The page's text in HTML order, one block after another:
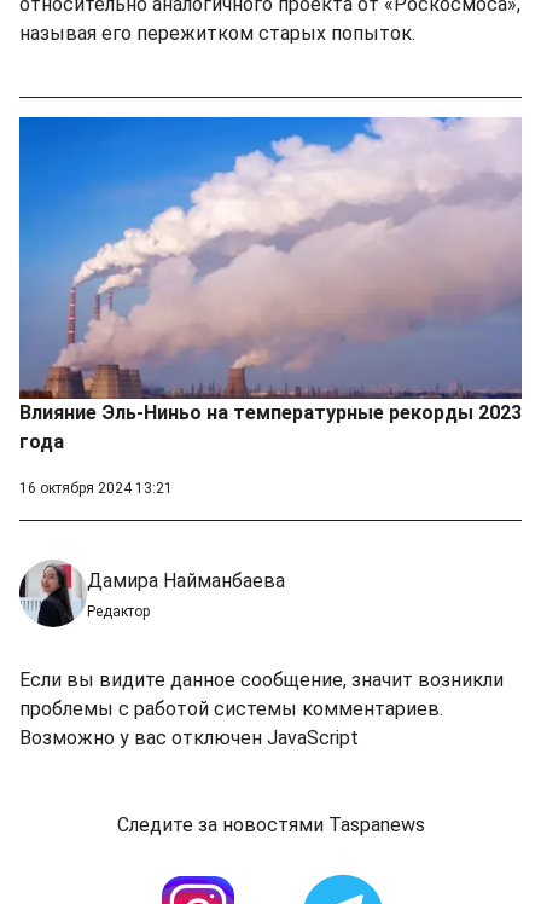
называя его пережитком старых попыток.
Влияние Эль-Ниньо на температурные рекорды 2023
года
16 октября 2024 13:21
Дамира Найманбаева
Редактор
Если вы видите данное сообщение, значит возникли
проблемы с работой системы комментариев.
Возможно у вас отключен JavaScript
Следите за новостями Taspanews